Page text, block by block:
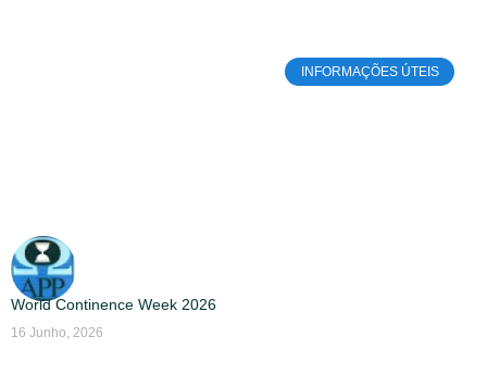
INFORMAÇÕES ÚTEIS
World Continence Week 2026
16 Junho, 2026